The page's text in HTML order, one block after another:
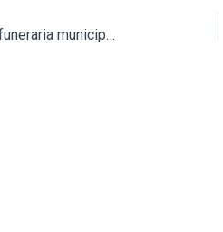
37 millones de inversión de la funeraria municipal en cementerios y tanatorios de Madrid